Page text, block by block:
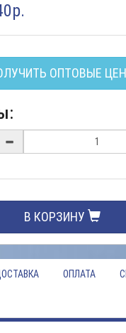
р.
ОПТОВЫЕ
В КОРЗИНУ
ОПЛАТА